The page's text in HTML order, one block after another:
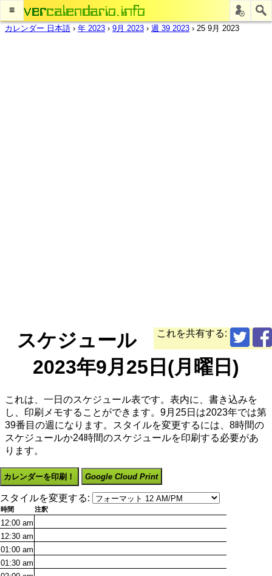
≡
カレンダー 日本語 › 年 2023 › 9月 2023 › 週 39 2023 › 25 9月 2023
これを共有する:
スケジュール
2023年9月25日(月曜日)
これは、一日のスケジュール表です。表内に、書き込みを
し、印刷メモすることができます。9月25日は2023年では第
39番目の週になります。スタイルを変更するには、8時間の
スケジュールか24時間のスケジュールを印刷する必要があ
ります。
カレンダーを印刷！ Google Cloud Print
スタイルを変更する:
時間 注釈
12:00 am
12:30 am
01:00 am
01:30 am